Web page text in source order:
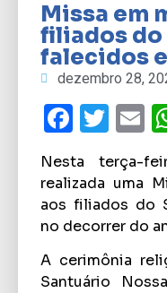
Missa em
filiados
falecidos
dezembro 28,
Nesta terça-
realizada uma
aos filiados do
no decorrer do
A cerimônia
Santuário